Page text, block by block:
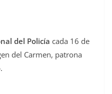
del Policía cada 16 de
del Carmen, patrona